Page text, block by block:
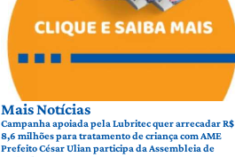
Mais Notícias
Campanha apoiada pela Lubritec quer arrecadar R$
8,6 milhões para tratamento de criança com AME
Prefeito César Ulian participa da Assembleia de